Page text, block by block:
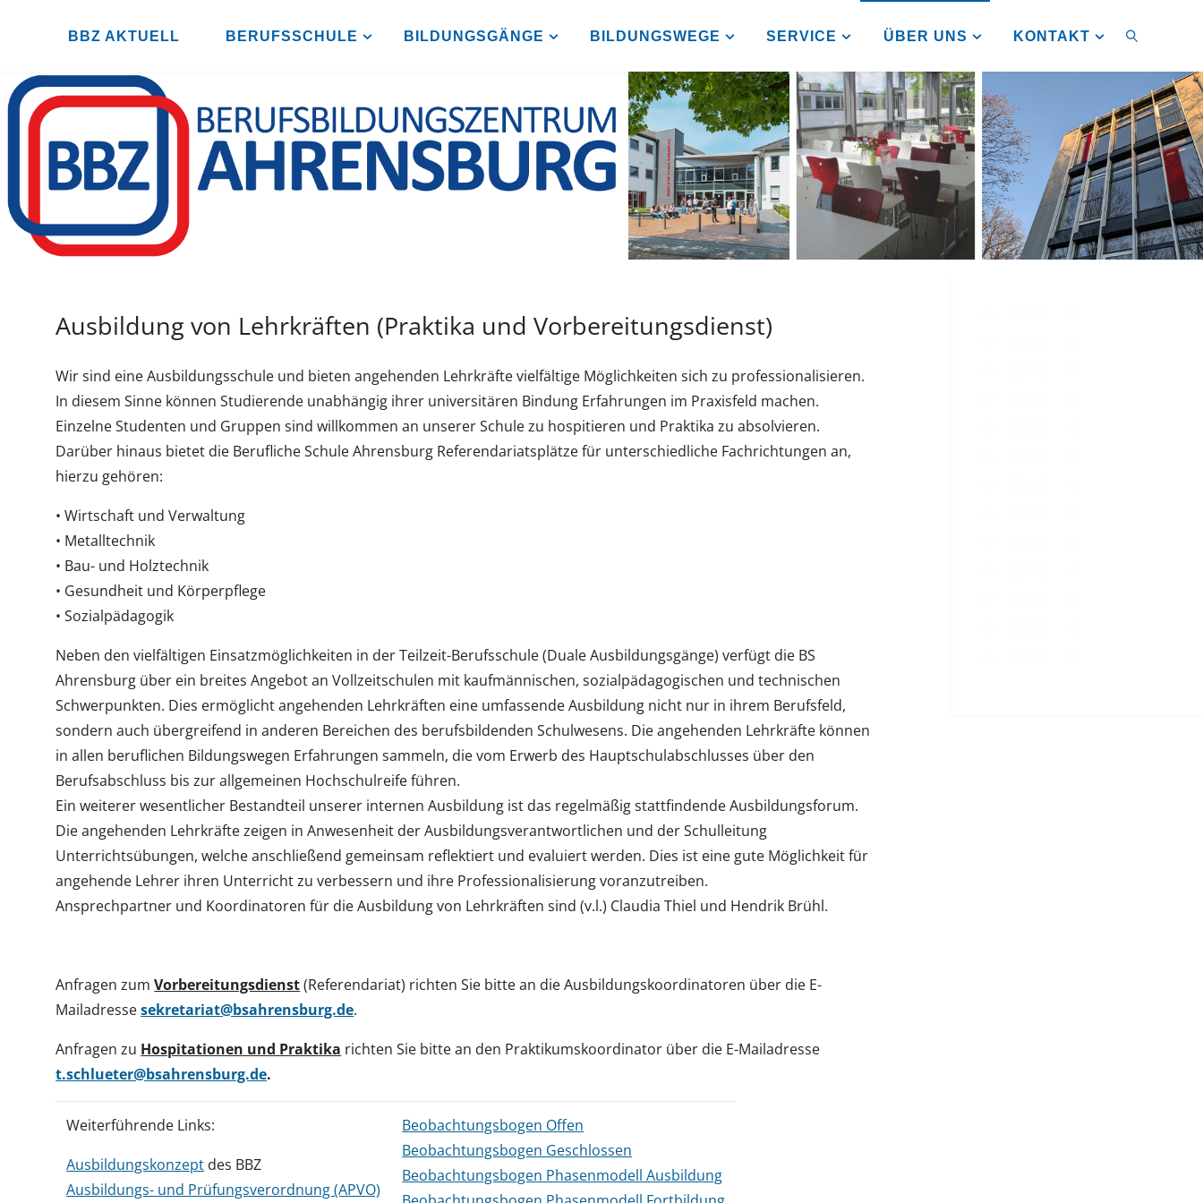
BZ
A
R
S
UR
BBZ AKTUELL BERUFSSCHULE BILDUNGSGÄNGE BILDUNGSWEGE SERVICE ÜBER UNS KONTAKT
SUCHEN
Ausbildung von Lehrkräften (Praktika und Vorbereitungsdienst)
Wir sind eine Ausbildungsschule und bieten angehenden Lehrkräfte vielfältige Möglichkeiten sich zu professionalisieren.
In diesem Sinne können Studierende unabhängig ihrer universitären Bindung Erfahrungen im Praxisfeld machen.
Einzelne Studenten und Gruppen sind willkommen an unserer Schule zu hospitieren und Praktika zu absolvieren.
Darüber hinaus bietet die Berufliche Schule Ahrensburg Referendariatsplätze für unterschiedliche Fachrichtungen an,
hierzu gehören:
• Wirtschaft und Verwaltung
• Metalltechnik
• Bau- und Holztechnik
• Gesundheit und Körperpflege
• Sozialpädagogik
Neben den vielfältigen Einsatzmöglichkeiten in der Teilzeit-Berufsschule (Duale Ausbildungsgänge) verfügt die BS
Ahrensburg über ein breites Angebot an Vollzeitschulen mit kaufmännischen, sozialpädagogischen und technischen
Schwerpunkten. Dies ermöglicht angehenden Lehrkräften eine umfassende Ausbildung nicht nur in ihrem Berufsfeld,
sondern auch übergreifend in anderen Bereichen des berufsbildenden Schulwesens. Die angehenden Lehrkräfte können
in allen beruflichen Bildungswegen Erfahrungen sammeln, die vom Erwerb des Hauptschulabschlusses über den
Berufsabschluss bis zur allgemeinen Hochschulreife führen.
Ein weiterer wesentlicher Bestandteil unserer internen Ausbildung ist das regelmäßig stattfindende Ausbildungsforum.
Die angehenden Lehrkräfte zeigen in Anwesenheit der Ausbildungsverantwortlichen und der Schulleitung
Unterrichtsübungen, welche anschließend gemeinsam reflektiert und evaluiert werden. Dies ist eine gute Möglichkeit für
angehende Lehrer ihren Unterricht zu verbessern und ihre Professionalisierung voranzutreiben.
Ansprechpartner und Koordinatoren für die Ausbildung von Lehrkräften sind (v.l.) Claudia Thiel und Hendrik Brühl.
Anfragen zumVorbereitungsdienst(Referendariat) richten Sie bitte an die Ausbildungskoordinatoren über die E-
Mailadressesekretariat@bsahrensburg.de.
Anfragen zu Hospitationen und Praktika richten Sie bitte an den Praktikumskoordinator über die E-Mailadresse
t.schlueter@bsahrensburg.de.
Weiterführende Links:
Ausbildungskonzept des BBZ
Ausbildungs- und Prüfungsverordnung (APVO)
Beobachtungsbogen Offen
Beobachtungsbogen Geschlossen
Beobachtungsbogen Phasenmodell Ausbildung